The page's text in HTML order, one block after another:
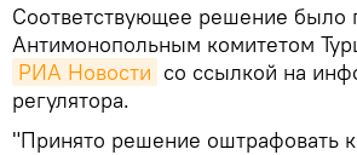
Соответствующее решение было
Антимонопольным комитетом
РИА Новости со ссылкой на
регулятора.
"Принято решение оштрафовать